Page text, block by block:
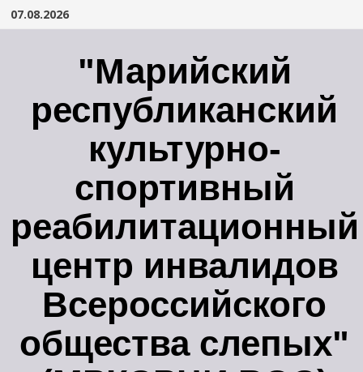
Перейти
07.08.2026
"Марийский
республиканский
культурно-
спортивный
реабилитационный
центр инвалидов
Всероссийского
общества слепых"